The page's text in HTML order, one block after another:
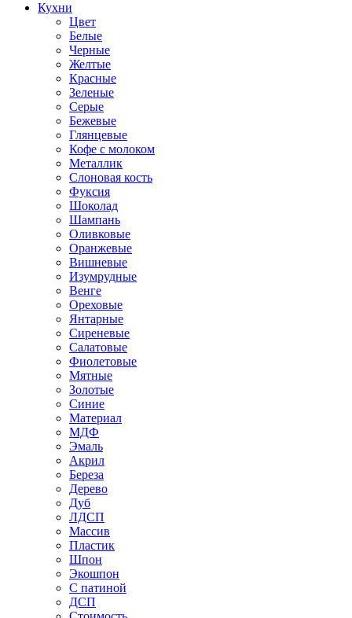
Кухни
Цвет
Белые
Черные
Желтые
Красные
Зеленые
Серые
Бежевые
Глянцевые
Кофе с молоком
Металлик
Слоновая кость
Фуксия
Шоколад
Шампань
Оливковые
Оранжевые
Вишневые
Изумрудные
Венге
Ореховые
Янтарные
Сиреневые
Салатовые
Фиолетовые
Мятные
Золотые
Синие
Материал
МДФ
Эмаль
Акрил
Береза
Дерево
Дуб
ЛДСП
Массив
Пластик
Шпон
Экошпон
С патиной
ДСП